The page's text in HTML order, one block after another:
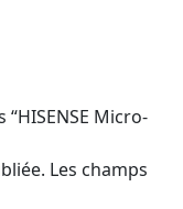
Micro-
Les champs